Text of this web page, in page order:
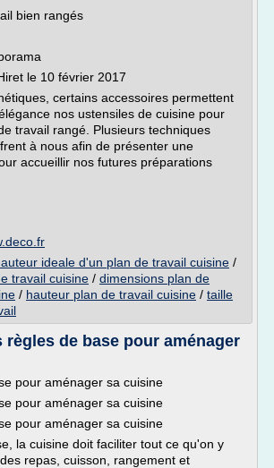
bien rangés
le 10 février 2017
certains accessoires permettent
nos ustensiles de cuisine pour
travail rangé. Plusieurs techniques
à nous afin de présenter une
accueillir nos futures préparations
ideale d'un plan de travail cuisine /
travail cuisine / dimensions plan de
/ hauteur plan de travail cuisine / taille
règles de base pour aménager
pour aménager sa cuisine
pour aménager sa cuisine
pour aménager sa cuisine
la cuisine doit faciliter tout ce qu'on y
repas, cuisson, rangement et